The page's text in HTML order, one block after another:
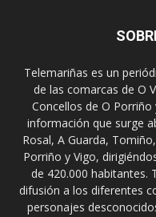
Telemariñas es un
de las comarcas de O
Concellos de O
información que surge
Rosal, A Guarda,
Porriño y Vigo,
de 420.000 habitantes.
difusión a los diferentes
personajes